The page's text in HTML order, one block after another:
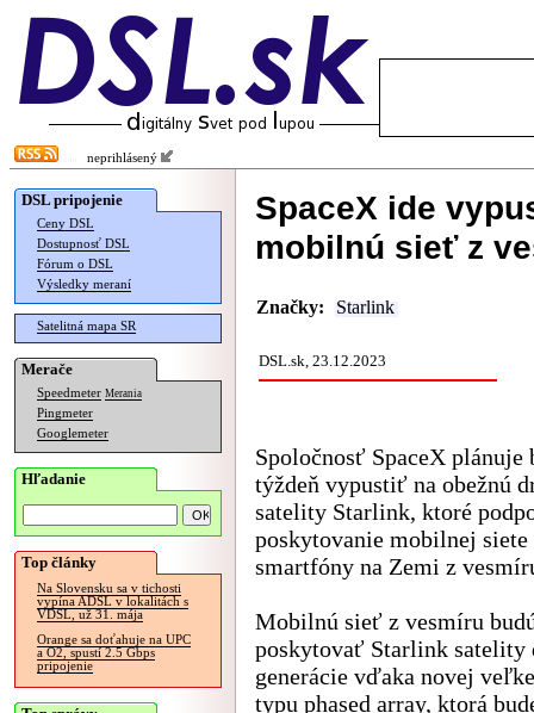
neprihlásený
DSL pripojenie
Ceny DSL
Dostupnosť DSL
Fórum o DSL
Výsledky meraní
Satelitná mapa SR
Merače
Speedmeter Merania
Pingmeter
Googlemeter
Hľadanie
Top články
Na Slovensku sa v tichosti
vypína ADSL v lokalitách s
VDSL, už 31. mája
Orange sa doťahuje na UPC
a O2, spustí 2.5 Gbps
pripojenie
SpaceX ide
mobilnú sieť z
Značky: Starlink
DSL.sk, 23.12.2023
Spoločnosť SpaceX plánuje
týždeň vypustiť na obežnú
satelity Starlink, ktoré
poskytovanie mobilnej siete
smartfóny na Zemi z
Mobilnú sieť z vesmíru
poskytovať Starlink satelity
generácie vďaka novej
typu phased array, ktorá